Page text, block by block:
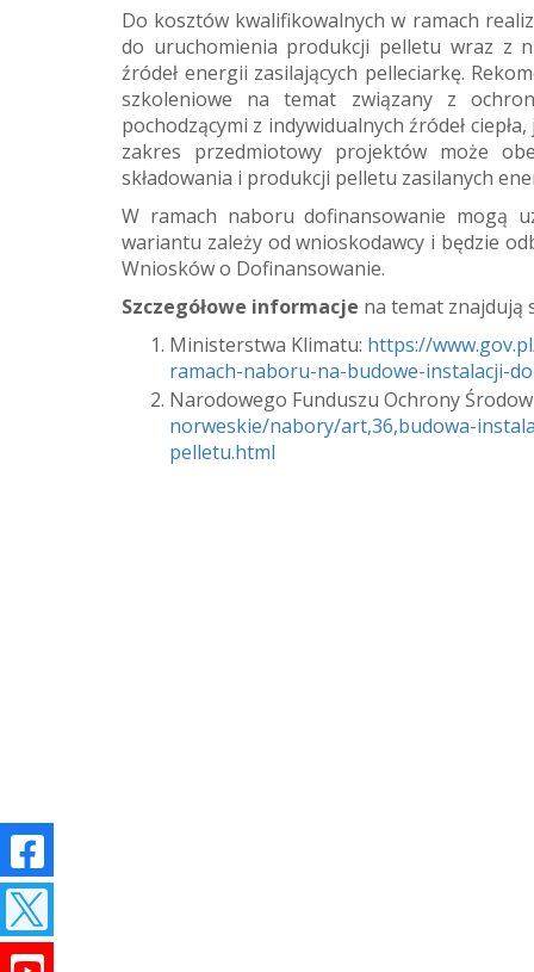
Do kosztów kwalifikowalnych w ramach
do uruchomienia produkcji pelletu wraz z
źródeł energii zasilających pelleciarkę.
szkoleniowe na temat związany z
pochodzącymi z indywidualnych źródeł
zakres przedmiotowy projektów może
składowania i produkcji pelletu zasilanych
W ramach naboru dofinansowanie mogą
wariantu zależy od wnioskodawcy i będzie
Wniosków o Dofinansowanie.
Szczegółowe informacje na temat znajdują
Ministerstwa Klimatu: https://
ramach-naboru-na-budowe-instalacji-
Narodowego Funduszu Ochrony
norweskie/nabory/art,36,budowa-
pelletu.html